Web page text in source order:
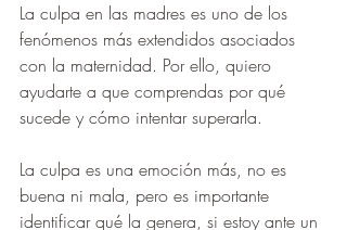
La culpa en las madres es uno de los
fenómenos más extendidos asociados
con la maternidad. Por ello, quiero
ayudarte a que comprendas por qué
sucede y cómo intentar superarla.
La culpa es una emoción más, no es
buena ni mala, pero es importante
identificar qué la genera, si estoy ante un